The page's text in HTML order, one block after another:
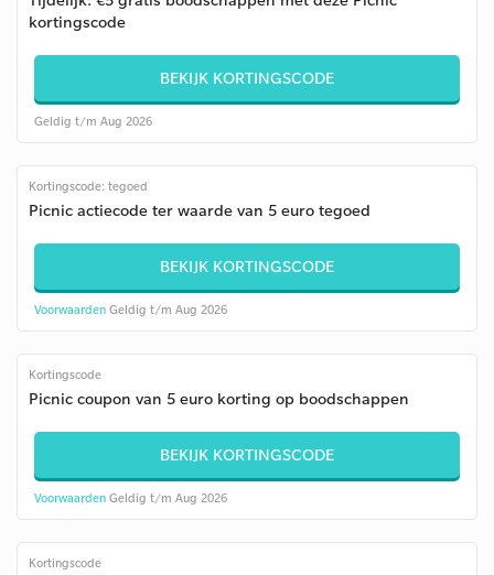
kortingscode
BEKIJK KORTINGSCODE
Geldig t/m Aug 2026
Kortingscode: tegoed
Picnic actiecode ter waarde van 5 euro tegoed
BEKIJK KORTINGSCODE
Voorwaarden Geldig t/m Aug 2026
Kortingscode
Picnic coupon van 5 euro korting op boodschappen
BEKIJK KORTINGSCODE
Voorwaarden Geldig t/m Aug 2026
Kortingscode